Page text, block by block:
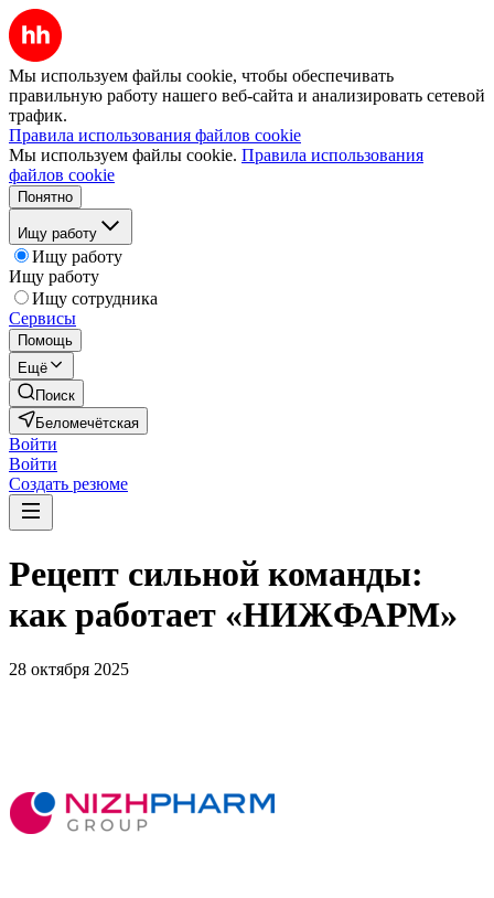
Мы используем файлы cookie, чтобы обеспечивать
правильную работу нашего веб-сайта и анализировать сетевой
трафик.
Правила использования файлов cookie
Мы используем файлы cookie. Правила использования
файлов cookie
Понятно
Ищу работу
Ищу работу
Ищу работу
Ищу сотрудника
Сервисы
Помощь
Ещё
Поиск
Беломечётская
Войти
Войти
Создать резюме
Рецепт сильной команды:
как работает «НИЖФАРМ»
28 октября 2025